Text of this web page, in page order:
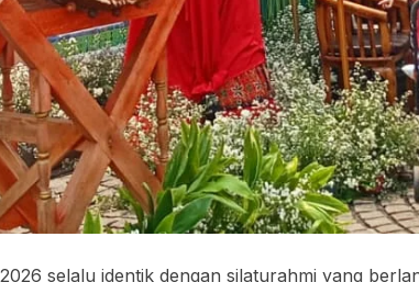
selalu identik dengan silaturahmi yang